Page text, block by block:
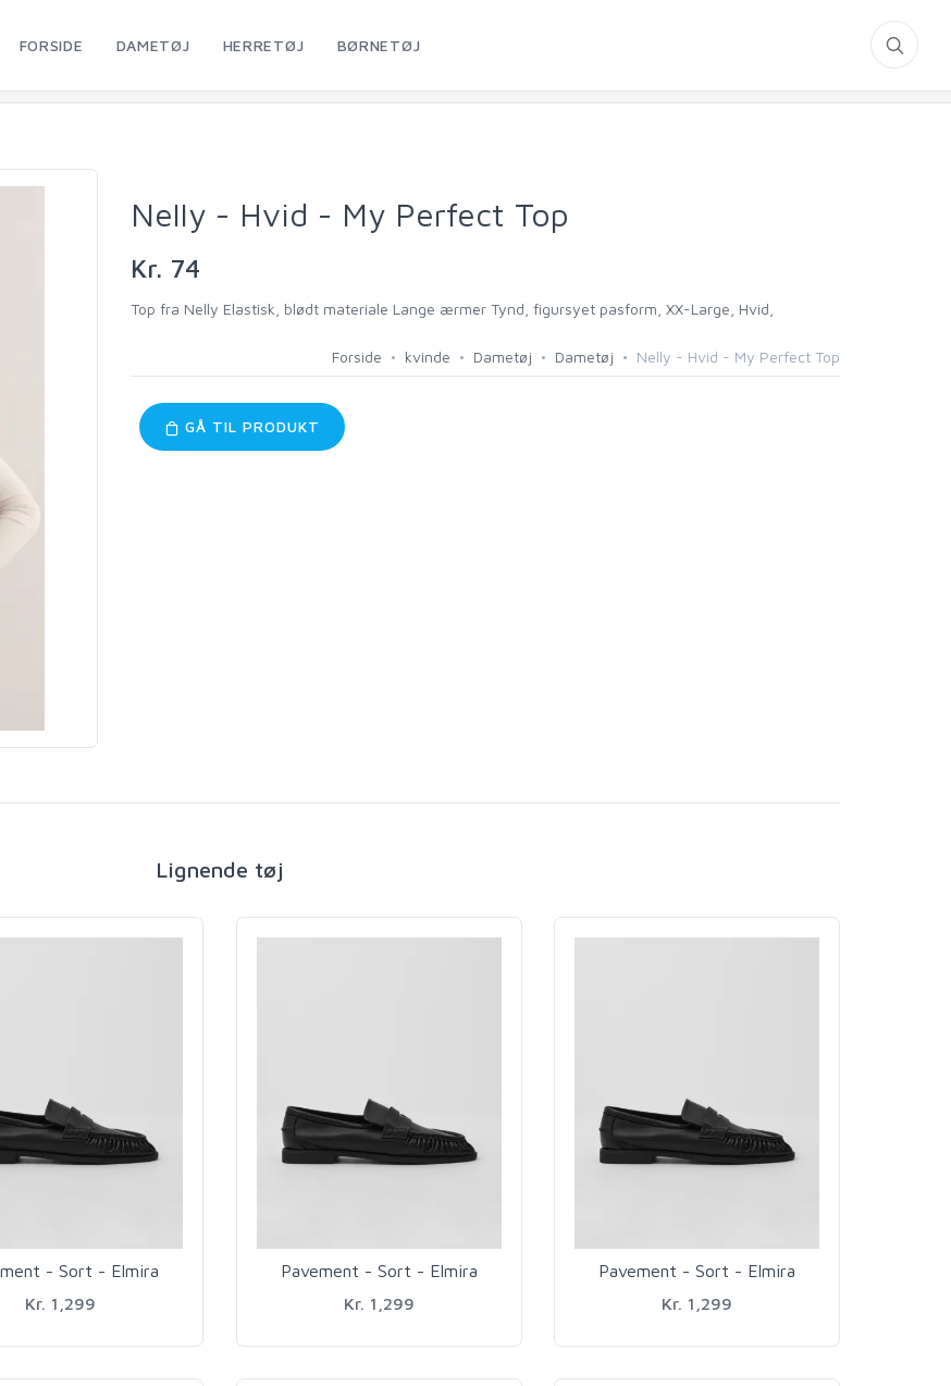
FORSIDE DAMETØJ HERRETØJ BØRNETØJ
Nelly - Hvid - My Perfect Top
Kr. 74
Top fra Nelly Elastisk, blødt materiale Lange ærmer Tynd, figursyet pasform, XX-Large, Hvid,
Forside kvinde Dametøj Dametøj Nelly - Hvid - My Perfect Top
GÅ TIL PRODUKT
Lignende tøj
- Sort - Elmira
Kr. 1,299
Pavement - Sort - Elmira
Kr. 1,299
Pavement - Sort - Elmira
Kr. 1,299